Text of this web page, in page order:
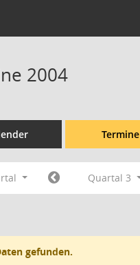
2004
Termine
Quartal 3
gefunden.